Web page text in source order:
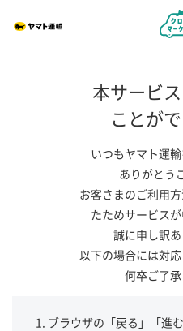
本サービ
ことが
いつもヤマト運
ありがとう
お客さまのご利用
たためサービスが
誠に申し訳あ
以下の場合には対
何卒ご了承
ブラウザの「戻る」「進